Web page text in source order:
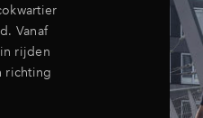
Vanaf
rijden
richting